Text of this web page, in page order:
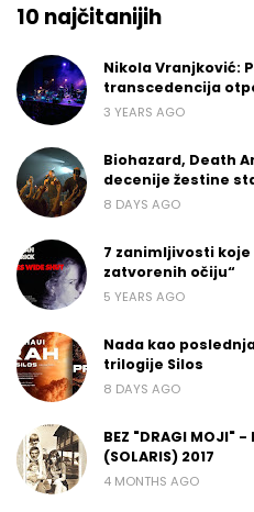
10 najčitanijih
Nikola Vranjković:
transcedencija
3 YEARS AGO
Biohazard, Death
decenije žestine
8 DAYS AGO
7 zanimljivosti
zatvorenih očiju“
5 YEARS AGO
Nada kao
trilogije Silos
8 DAYS AGO
BEZ "DRAGI MOJI"
(SOLARIS) 2017
4 MONTHS AGO